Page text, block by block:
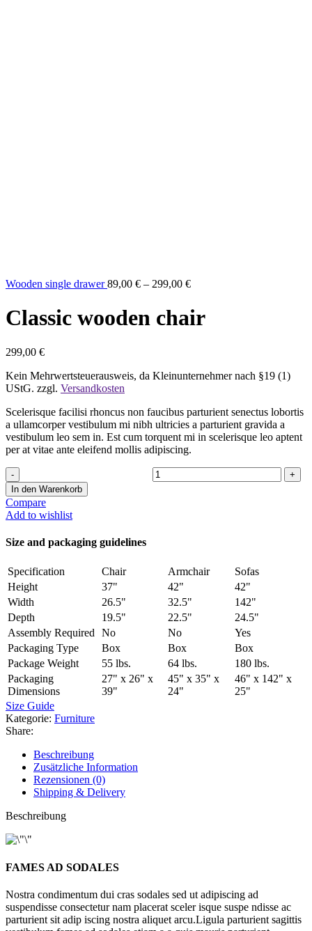
Wooden single drawer89,00 € – 299,00 €
Classic wooden chair
299,00 €
Kein Mehrwertsteuerausweis, da Kleinunternehmer nach §19 (1)
UStG. zzgl. Versandkosten
Scelerisque facilisi rhoncus non faucibus parturient senectus lobortis
a ullamcorper vestibulum mi nibh ultricies a parturient gravida a
vestibulum leo sem in. Est cum torquent mi in scelerisque leo aptent
per at vitae ante eleifend mollis adipiscing.
In den Warenkorb
Compare
Add to wishlist
Size and packaging guidelines
Specification Chair Armchair
Sofas
Height
37" 42"
42"
Width
26.5" 32.5"
142"
Depth
19.5" 22.5"
24.5"
Assembly Required No No
Yes
Packaging Type
Box Box
Box
Package Weight
55 lbs. 64 lbs.
180 lbs.
Packaging
Dimensions
27" x 26" x
39"
45" x 35" x
24"
46" x 142" x
25"
Size Guide
Kategorie: Furniture
Share:
Beschreibung
Zusätzliche Information
Rezensionen (0)
Shipping & Delivery
Beschreibung
FAMES AD SODALES
Nostra condimentum dui cras sodales sed ut adipiscing ad
suspendisse consectetur nam placerat sceler isque suspe ndisse ac
parturient sit adip iscing nostra aliquet arcu.Ligula parturient sagittis